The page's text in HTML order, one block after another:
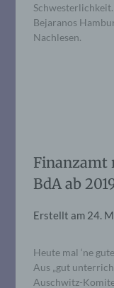
Bejaranos
Nachlesen.
Finanzamt
BdA ab
Erstellt am 24.
Heute mal ‘ne
Aus „gut
Auschwitz-